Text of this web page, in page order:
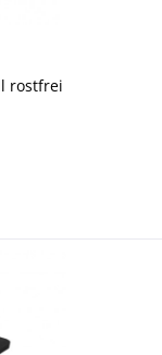
rostfrei